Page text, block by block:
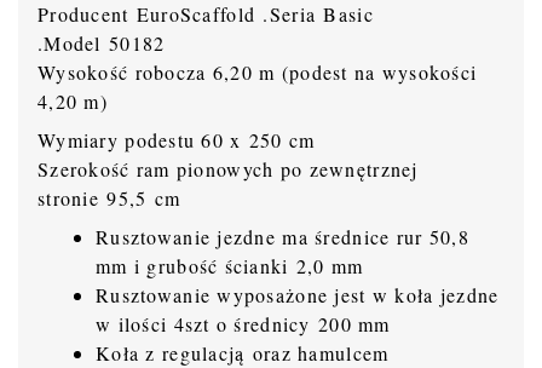
Producent EuroScaffold .Seria Basic
.Model 50182
Wysokość robocza 6,20 m (podest na wysokości
4,20 m)
Wymiary podestu 60 x 250 cm
Szerokość ram pionowych po zewnętrznej
stronie 95,5 cm
Rusztowanie jezdne ma średnice rur 50,8
mm i grubość ścianki 2,0 mm
Rusztowanie wyposażone jest w koła jezdne
w ilości 4szt o średnicy 200 mm
Koła z regulacją oraz hamulcem